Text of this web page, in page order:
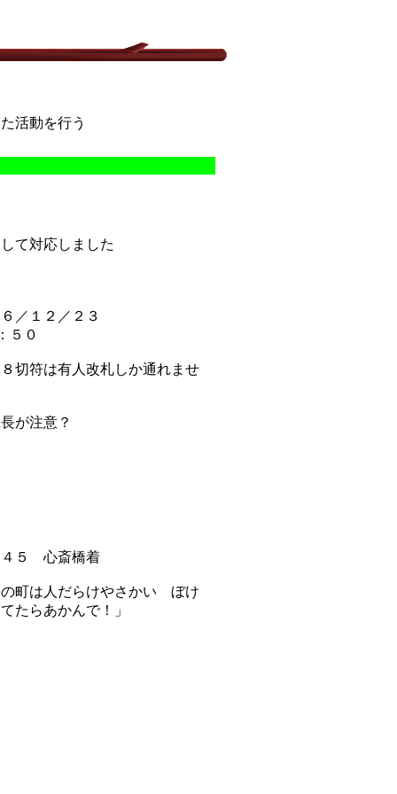
活動を行う
て対応しました
／１２／２３
５０
切符は有人改札しか通れませ
が注意？
４５ 心斎橋着
の町は人だらけやさかい ぼけ
たらあかんで！」